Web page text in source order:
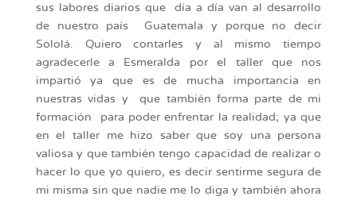
sus labores diarios que día a día van al desarrollo
de nuestro país Guatemala y porque no decir
Sololá. Quiero contarles y al mismo tiempo
agradecerle a Esmeralda por el taller que nos
impartió ya que es de mucha importancia en
nuestras vidas y que también forma parte de mi
formación para poder enfrentar la realidad; ya que
en el taller me hizo saber que soy una persona
valiosa y que también tengo capacidad de realizar o
hacer lo que yo quiero, es decir sentirme segura de
mi misma sin que nadie me lo diga y también ahora